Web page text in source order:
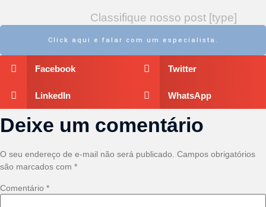
Classifique nosso post [type]
Click aqui e falar com um especialista.
Facebook Twitter
LinkedIn WhatsApp
Deixe um comentário
O seu endereço de e-mail não será publicado. Campos obrigatórios
são marcados com *
Comentário *